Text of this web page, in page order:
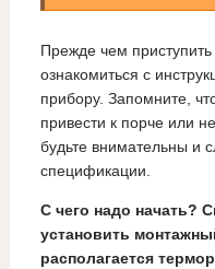
Прежде чем
ознакомиться с
прибору. Запомните,
привести к порче или
будьте внимательны и
спецификации.
С чего надо начать?
установить
располагается